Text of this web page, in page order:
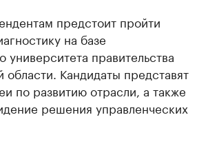
предстоит пройти
на базе
университета правительства
Кандидаты представят
по развитию отрасли, а также
решения управленческих